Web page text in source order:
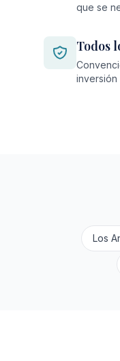
que se
Todos
Los